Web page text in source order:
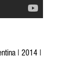
| 2014 |